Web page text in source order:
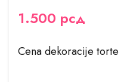
1.500 рсд
Cena dekoracije torte